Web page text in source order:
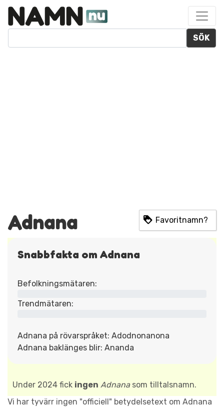
SÖK
Adnana Favoritnamn?
Snabbfakta om Adnana
Befolkningsmätaren:
Trendmätaren:
Adnana på rövarspråket: Adodnonanona
Adnana baklänges blir: Ananda
Under 2024 fick ingen Adnanasom tilltalsnamn.
Vi har tyvärr ingen "officiell" betydelsetext om Adnana